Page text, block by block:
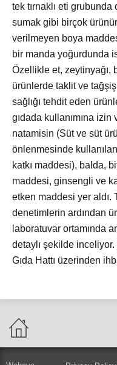
tek tırnaklı eti grubunda
sumak gibi birçok
verilmeyen boya
bir manda yoğurdunda
Özellikle et, zeytinyağı,
ürünlerde taklit ve
sağlığı tehdit eden
gıdada kullanımına
natamisin (Süt ve süt
önlenmesinde
katkı maddesi), balda,
maddesi, ginsengli ve
etken maddesi yer aldı.
denetimlerin ardından
laboratuvar ortamında
detaylı şekilde
Gıda Hattı üzerinden